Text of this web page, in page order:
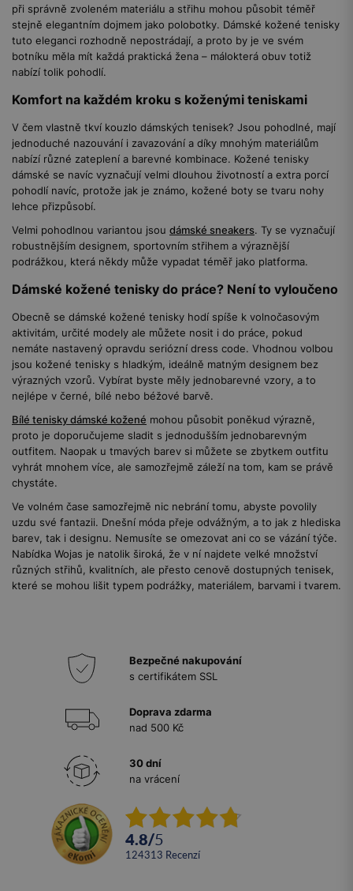
při správně zvoleném materiálu a střihu mohou působit téměř
stejně elegantním dojmem jako polobotky. Dámské kožené tenisky
tuto eleganci rozhodně nepostrádají, a proto by je ve svém
botníku měla mít každá praktická žena – málokterá obuv totiž
nabízí tolik pohodlí.
Komfort na každém kroku s koženými teniskami
V čem vlastně tkví kouzlo dámských tenisek? Jsou pohodlné, mají
jednoduché nazouvání i zavazování a díky mnohým materiálům
nabízí různé zateplení a barevné kombinace. Kožené tenisky
dámské se navíc vyznačují velmi dlouhou životností a extra porcí
pohodlí navíc, protože jak je známo, kožené boty se tvaru nohy
lehce přizpůsobí.
Velmi pohodlnou variantou jsou dámské sneakers. Ty se vyznačují
robustnějším designem, sportovním střihem a výraznější
podrážkou, která někdy může vypadat téměř jako platforma.
Dámské kožené tenisky do práce? Není to vyloučeno
Obecně se dámské kožené tenisky hodí spíše k volnočasovým
aktivitám, určité modely ale můžete nosit i do práce, pokud
nemáte nastavený opravdu seriózní dress code. Vhodnou volbou
jsou kožené tenisky s hladkým, ideálně matným designem bez
výrazných vzorů. Vybírat byste měly jednobarevné vzory, a to
nejlépe v černé, bílé nebo béžové barvě.
Bílé tenisky dámské kožené mohou působit poněkud výrazně,
proto je doporučujeme sladit s jednodušším jednobarevným
outfitem. Naopak u tmavých barev si můžete se zbytkem outfitu
vyhrát mnohem více, ale samozřejmě záleží na tom, kam se právě
chystáte.
Ve volném čase samozřejmě nic nebrání tomu, abyste povolily
uzdu své fantazii. Dnešní móda přeje odvážným, a to jak z hlediska
barev, tak i designu. Nemusíte se omezovat ani co se vázání týče.
Nabídka Wojas je natolik široká, že v ní najdete velké množství
různých střihů, kvalitních, ale přesto cenově dostupných tenisek,
které se mohou lišit typem podrážky, materiálem, barvami i tvarem.
Bezpečné nakupování
s certifikátem SSL
Doprava zdarma
nad 500 Kč
30 dní
na vrácení
4.8/5
124313 recenzí